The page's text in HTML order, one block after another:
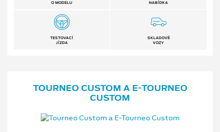
O MODELU
NABÍDKA
TESTOVACÍ
JÍZDA
SKLADOVÉ
VOZY
TOURNEO CUSTOM A E⁠-⁠TOURNEO
CUSTOM